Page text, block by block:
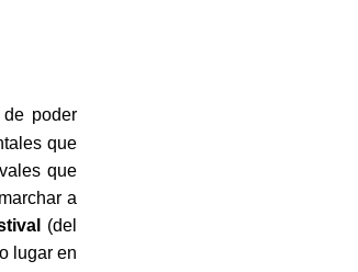
poder
que
que
a
(del
lugar en